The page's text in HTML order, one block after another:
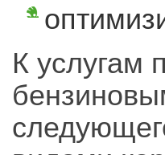
К услугам